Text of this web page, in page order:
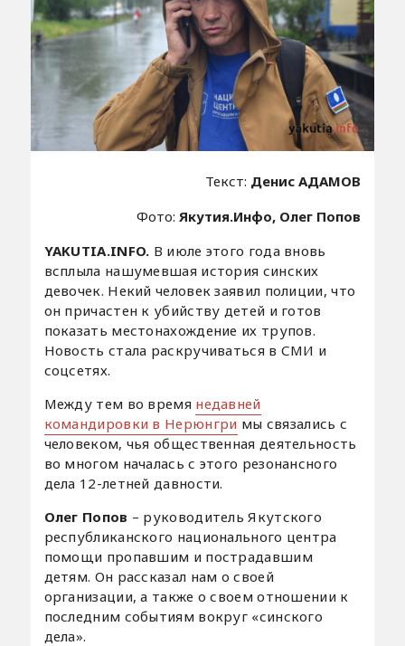
Текст: Денис АДАМОВ
Фото: Якутия.Инфо, Олег Попов
YAKUTIA.INFO. В июле этого года вновь
всплыла нашумевшая история синских
девочек. Некий человек заявил полиции, что
он причастен к убийству детей и готов
показать местонахождение их трупов.
Новость стала раскручиваться в СМИ и
соцсетях.
Между тем во время недавней
командировки в Нерюнгри мы связались с
человеком, чья общественная деятельность
во многом началась с этого резонансного
дела 12-летней давности.
Олег Попов – руководитель Якутского
республиканского национального центра
помощи пропавшим и пострадавшим
детям. Он рассказал нам о своей
организации, а также о своем отношении к
последним событиям вокруг «синского
дела».